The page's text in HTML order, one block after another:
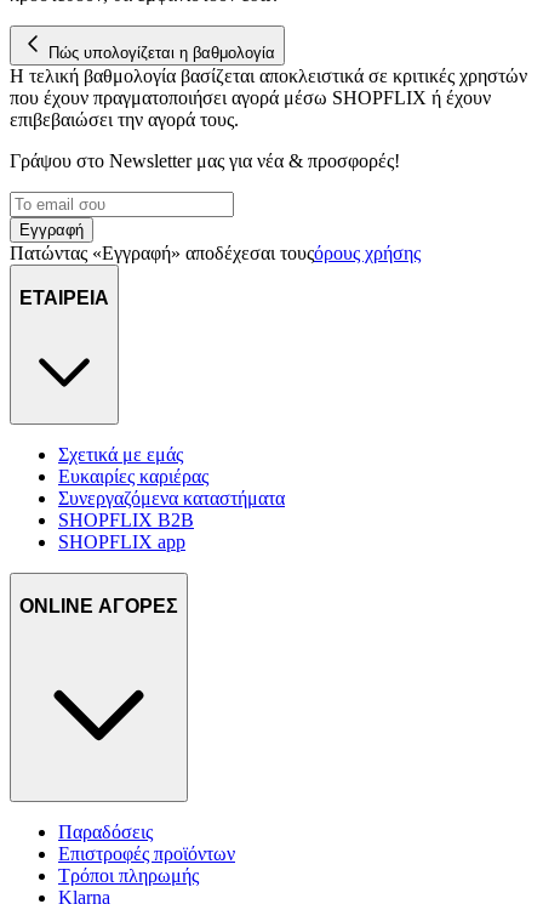
στη συσκευή σας, με σκοπό την προβολή εξατομικευμένων
διαφημίσεων και περιεχομένου, τις μετρήσεις σχετικά με
διαφημίσεις και περιεχόμενο, την καλύτερη εικόνα του κοινού
μας και την ανάπτυξη προϊόντων. Επίσης, κοινοποιούμε
πληροφορίες σχετικά με την από μέρους σας χρήση της
δικτύωσης, διαφημίσεων και ανάλυσης.
Πώς υπολογίζεται η βαθμολογία
Η τελική βαθμολογία βασίζεται αποκλειστικά σε κριτικές χρηστών
που έχουν πραγματοποιήσει αγορά μέσω SHOPFLIX ή έχουν
επιβεβαιώσει την αγορά τους.
Γράψου στο Νewsletter μας για νέα & προσφορές!
Εγγραφή
Πατώντας «Εγγραφή» αποδέχεσαι τουςόρους χρήσης
ΕΤΑΙΡΕΙΑ
Σχετικά με εμάς
Ευκαιρίες καριέρας
Συνεργαζόμενα καταστήματα
SHOPFLIX B2B
SHOPFLIX app
ONLINE ΑΓΟΡΕΣ
Παραδόσεις
Επιστροφές προϊόντων
Τρόποι πληρωμής
Klarna